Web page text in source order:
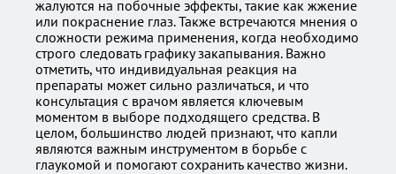
жалуются на побочные эффекты, такие как жжение
или покраснение глаз. Также встречаются мнения о
сложности режима применения, когда необходимо
строго следовать графику закапывания. Важно
отметить, что индивидуальная реакция на
препараты может сильно различаться, и что
консультация с врачом является ключевым
моментом в выборе подходящего средства. В
целом, большинство людей признают, что капли
являются важным инструментом в борьбе с
глаукомой и помогают сохранить качество жизни.